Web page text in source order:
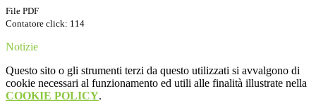
File PDF
Contatore click: 114
Notizie
Questo sito o gli strumenti terzi da questo utilizzati si avvalgono di
cookie necessari al funzionamento ed utili alle finalità illustrate nella
COOKIE POLICY.